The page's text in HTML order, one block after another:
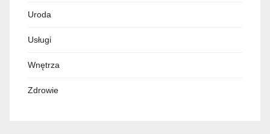
Uroda
Usługi
Wnętrza
Zdrowie